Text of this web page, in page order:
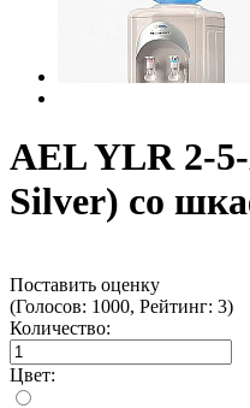
AEL YLR 2-
Silver) со
Поставить оценку
(Голосов: 1000, Рейтинг: 3)
Количество:
Цвет: